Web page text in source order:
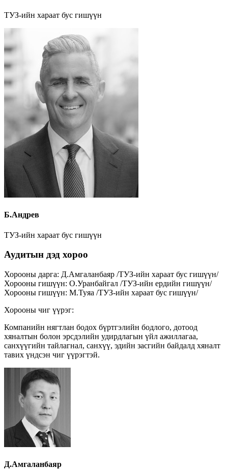
ТУЗ-ийн хараат бус гишүүн
Б.Андрев
ТУЗ-ийн хараат бус гишүүн
Аудитын дэд хороо
Хорооны дарга: Д.Амгаланбаяр /ТУЗ-ийн хараат бус гишүүн/
Хорооны гишүүн: О.Уранбайгал /ТУЗ-ийн ердийн гишүүн/
Хорооны гишүүн: М.Туяа /ТУЗ-ийн хараат бус гишүүн/
Хорооны чиг үүрэг:
Компанийн нягтлан бодох бүртгэлийн бодлого, дотоод
хяналтын болон эрсдэлийн удирдлагын үйл ажиллагаа,
санхүүгийн тайлагнал, санхүү, эдийн засгийн байдалд хяналт
тавих үндсэн чиг үүрэгтэй.
Д.Амгаланбаяр